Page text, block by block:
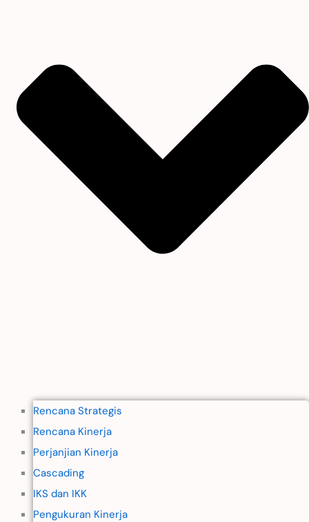
Rencana Strategis
Rencana Kinerja
Perjanjian Kinerja
Cascading
IKS dan IKK
Pengukuran Kinerja